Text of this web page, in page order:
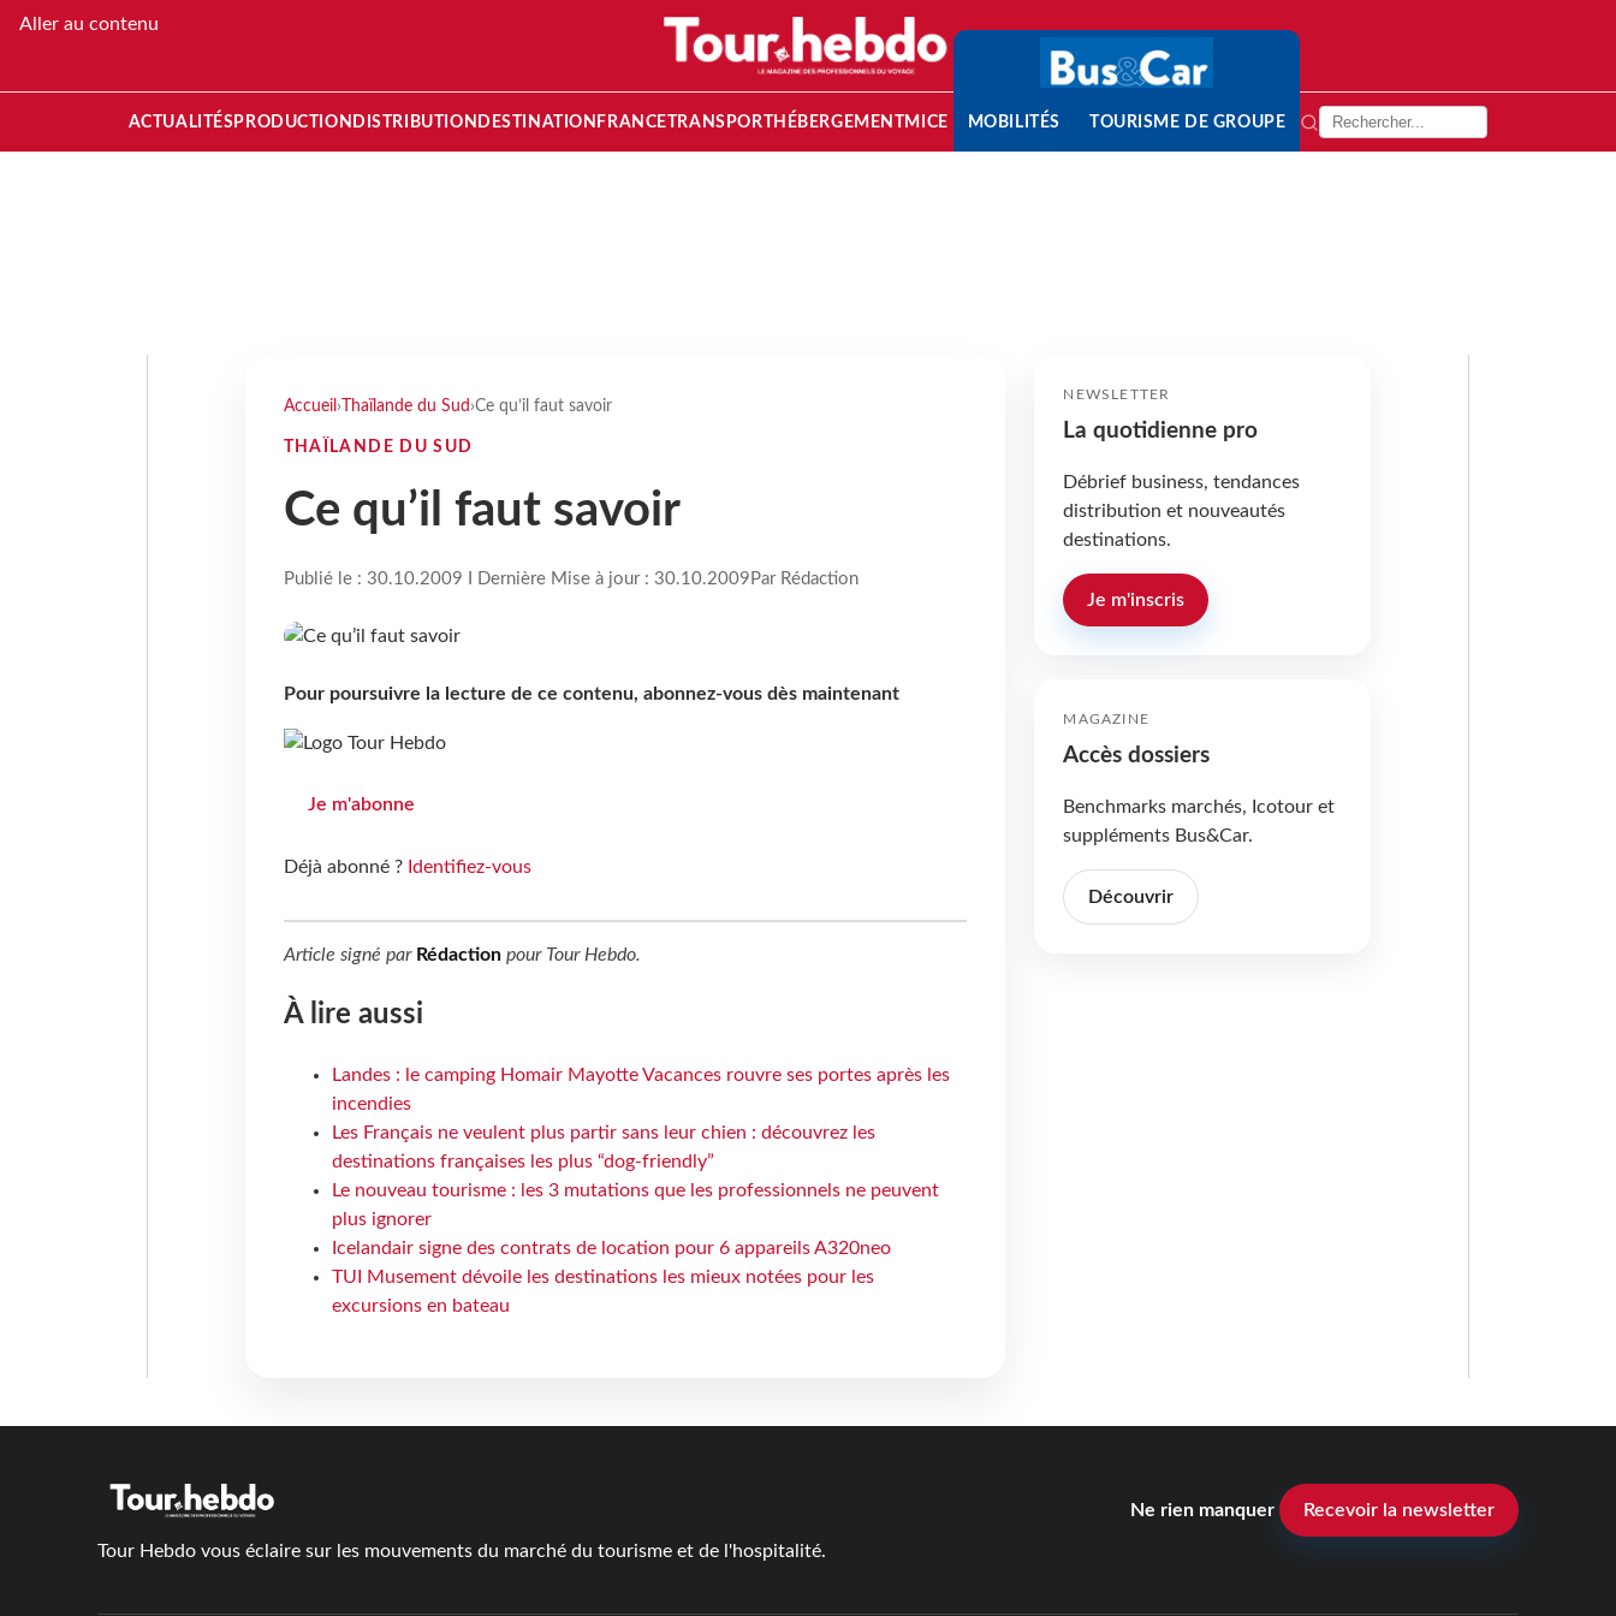
Aller au contenu
ACTUALITÉS PRODUCTION DISTRIBUTION DESTINATION FRANCETRANSPORT HÉBERGEMENTMICE MOBILITÉS TOURISME DE GROUPE
Accueil › Thaïlande du Sud ›Ce qu’il faut savoir
THAÏLANDE DU SUD
Ce qu’il faut savoir
Publié le : 30.10.2009 I Dernière Mise à jour : 30.10.2009 Par Rédaction
Pour poursuivre la lecture de ce contenu, abonnez-vous dès maintenant
Je m'abonne
Déjà abonné ? Identifiez-vous
Article signé par Rédactionpour Tour Hebdo.
À lire aussi
Landes : le camping Homair Mayotte Vacances rouvre ses portes après les
incendies
Les Français ne veulent plus partir sans leur chien : découvrez les
destinations françaises les plus “dog-friendly”
Le nouveau tourisme : les 3 mutations que les professionnels ne peuvent
plus ignorer
Icelandair signe des contrats de location pour 6 appareils A320neo
TUI Musement dévoile les destinations les mieux notées pour les
excursions en bateau
NEWSLETTER
La quotidienne pro
Débrief business, tendances
distribution et nouveautés
destinations.
Je m'inscris
MAGAZINE
Accès dossiers
Benchmarks marchés, Icotour et
suppléments Bus&Car.
Découvrir
Tour Hebdo vous éclaire sur les mouvements du marché du tourisme et de l'hospitalité.
Ne rien manquer Recevoir la newsletter